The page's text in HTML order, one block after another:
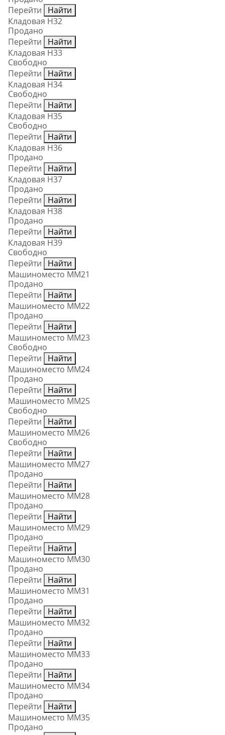
Перейти
Найти
Кладовая Н32
Продано
Перейти
Найти
Кладовая Н33
Свободно
Перейти
Найти
Кладовая Н34
Свободно
Перейти
Найти
Кладовая Н35
Свободно
Перейти
Найти
Кладовая Н36
Продано
Перейти
Найти
Кладовая Н37
Продано
Перейти
Найти
Кладовая Н38
Продано
Перейти
Найти
Кладовая Н39
Свободно
Перейти
Найти
Машиноместо ММ21
Продано
Перейти
Найти
Машиноместо ММ22
Продано
Перейти
Найти
Машиноместо ММ23
Свободно
Перейти
Найти
Машиноместо ММ24
Продано
Перейти
Найти
Машиноместо ММ25
Свободно
Перейти
Найти
Машиноместо ММ26
Свободно
Перейти
Найти
Машиноместо ММ27
Продано
Перейти
Найти
Машиноместо ММ28
Продано
Перейти
Найти
Машиноместо ММ29
Продано
Перейти
Найти
Машиноместо ММ30
Продано
Перейти
Найти
Машиноместо ММ31
Продано
Перейти
Найти
Машиноместо ММ32
Продано
Перейти
Найти
Машиноместо ММ33
Продано
Перейти
Найти
Машиноместо ММ34
Продано
Перейти
Найти
Машиноместо ММ35
Продано